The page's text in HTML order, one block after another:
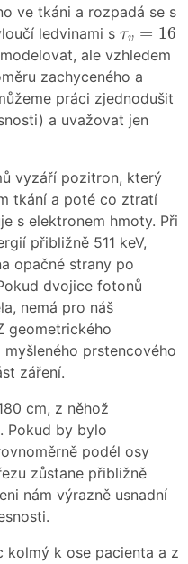
ve tkáni a rozpadá se s
ledvinami s τv = 16
τv =16
ale vzhledem
zachyceného a
práci zjednodušit
a uvažovat jen
vyzáří pozitron, který
tkání a poté co ztratí
s elektronem hmoty. Při
přibližně 511 keV,
opačné strany po
dvojice fotonů
nemá pro náš
geometrického
myšleného prstencového
záření.
cm, z něhož
Pokud by bylo
podél osy
zůstane přibližně
nám výrazně usnadní
kolmý k ose pacienta a z